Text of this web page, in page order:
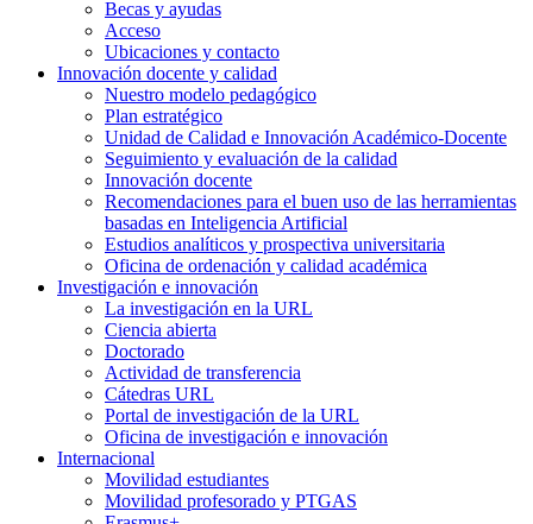
Becas y ayudas
Acceso
Ubicaciones y contacto
Innovación docente y calidad
Nuestro modelo pedagógico
Plan estratégico
Unidad de Calidad e Innovación Académico-Docente
Seguimiento y evaluación de la calidad
Innovación docente
Recomendaciones para el buen uso de las herramientas
basadas en Inteligencia Artificial
Estudios analíticos y prospectiva universitaria
Oficina de ordenación y calidad académica
Investigación e innovación
La investigación en la URL
Ciencia abierta
Doctorado
Actividad de transferencia
Cátedras URL
Portal de investigación de la URL
Oficina de investigación e innovación
Internacional
Movilidad estudiantes
Movilidad profesorado y PTGAS